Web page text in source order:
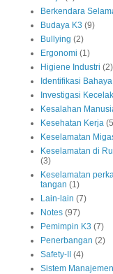
Berkendara
Budaya K3 (9)
Bullying (2)
Ergonomi (1)
Higiene Industri (2)
Identifikasi Bahaya
Investigasi
Kesalahan
Kesehatan Kerja
Keselamatan
Keselamatan di
(3)
Keselamatan
tangan (1)
Lain-lain (7)
Notes (97)
Pemimpin K3 (7)
Penerbangan (2)
Safety-II
(4)
Sistem